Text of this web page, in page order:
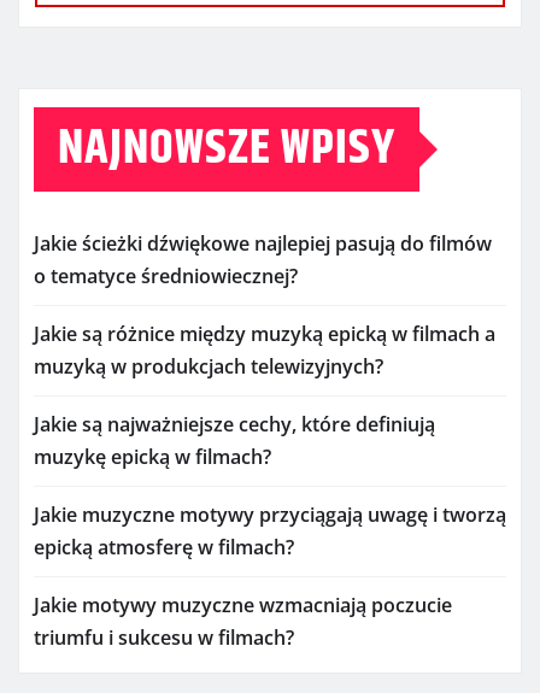
NAJNOWSZE WPISY
Jakie ścieżki dźwiękowe najlepiej pasują do filmów
o tematyce średniowiecznej?
Jakie są różnice między muzyką epicką w filmach a
muzyką w produkcjach telewizyjnych?
Jakie są najważniejsze cechy, które definiują
muzykę epicką w filmach?
Jakie muzyczne motywy przyciągają uwagę i tworzą
epicką atmosferę w filmach?
Jakie motywy muzyczne wzmacniają poczucie
triumfu i sukcesu w filmach?